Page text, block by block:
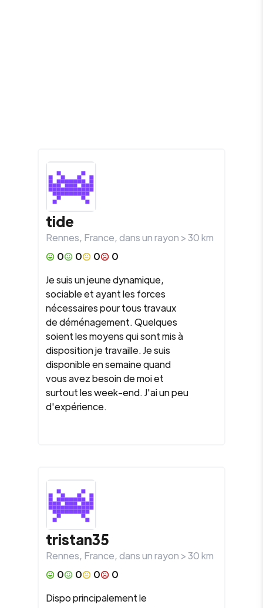
tide
Rennes, France, dans un rayon >30km
0
0 0
0
Je suis un jeune dynamique,
sociable et ayant les forces
nécessaires pour tous travaux
de déménagement. Quelques
soient les moyens qui sont mis à
disposition je travaille. Je suis
disponible en semaine quand
vous avez besoin de moi et
surtout les week-end. J'ai un peu
d'expérience.
tristan35
Rennes, France, dans un rayon >30km
0
0 0
0
Dispo principalement le